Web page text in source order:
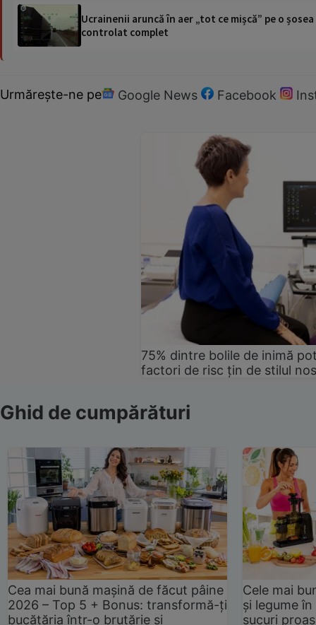
Ucrainenii aruncă în aer „tot ce mișcă” pe o
controlat complet
Urmărește-ne pe Google News Facebook
75% dintre bolile de inimă
factori de risc țin de stilul
Ghid de cumpărături
Cea mai bună mașină de făcut pâine
2026 – Top 5 + Bonus: transformă-ți
bucătăria într-o brutărie și
Cele mai
și legume
sucuri